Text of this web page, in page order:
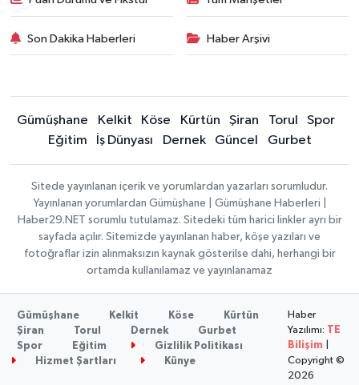
Son Dakika Haberleri Haber Arşivi
Gümüşhane Kelkit Köse Kürtün Şiran Torul
Spor
Eğitim
İş Dünyası Dernek Güncel Gurbet
Sitede yayınlanan içerik ve yorumlardan yazarları sorumludur.
Yayınlanan yorumlardan Gümüşhane | Gümüşhane Haberleri |
Haber29.NET sorumlu tutulamaz. Sitedeki tüm harici linkler ayrı bir
sayfada açılır. Sitemizde yayınlanan haber, köşe yazıları ve
fotoğraflar izin alınmaksızın kaynak gösterilse dahi, herhangi bir
ortamda kullanılamaz ve yayınlanamaz
Gümüşhane Kelkit Köse
Kürtün
Şiran
Torul Dernek
Gurbet
Spor
Eğitim
Gizlilik Politikası
Hizmet Şartları
Künye
Haber
Yazılımı:
TE
Bilişim
Copyright ©
2026